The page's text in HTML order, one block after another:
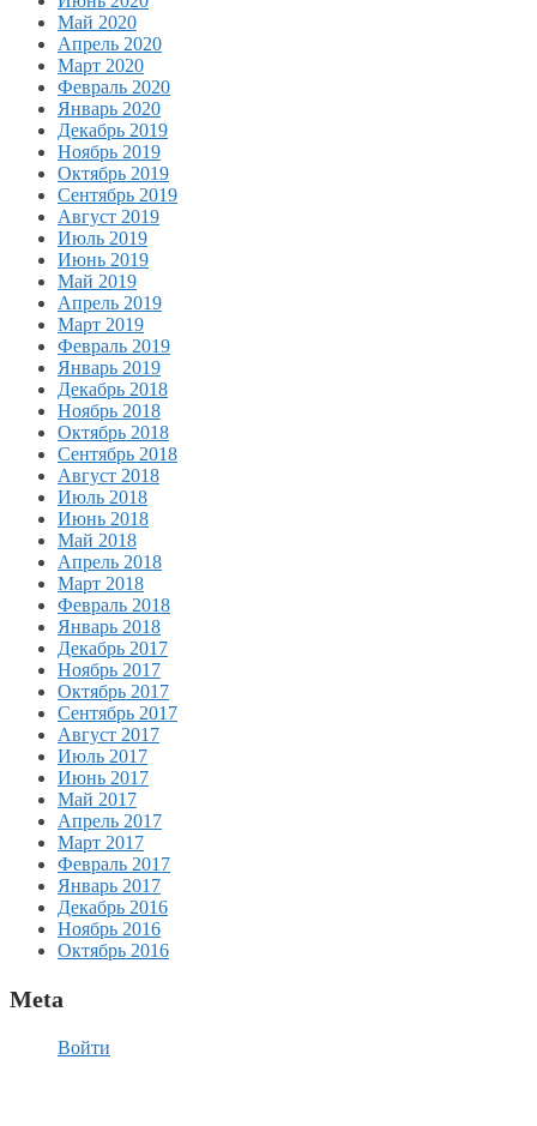
Май 2020
Апрель 2020
Март 2020
Февраль 2020
Январь 2020
Декабрь 2019
Ноябрь 2019
Октябрь 2019
Сентябрь 2019
Август 2019
Июль 2019
Июнь 2019
Май 2019
Апрель 2019
Март 2019
Февраль 2019
Январь 2019
Декабрь 2018
Ноябрь 2018
Октябрь 2018
Сентябрь 2018
Август 2018
Июль 2018
Июнь 2018
Май 2018
Апрель 2018
Март 2018
Февраль 2018
Январь 2018
Декабрь 2017
Ноябрь 2017
Октябрь 2017
Сентябрь 2017
Август 2017
Июль 2017
Июнь 2017
Май 2017
Апрель 2017
Март 2017
Февраль 2017
Январь 2017
Декабрь 2016
Ноябрь 2016
Октябрь 2016
Meta
Войти